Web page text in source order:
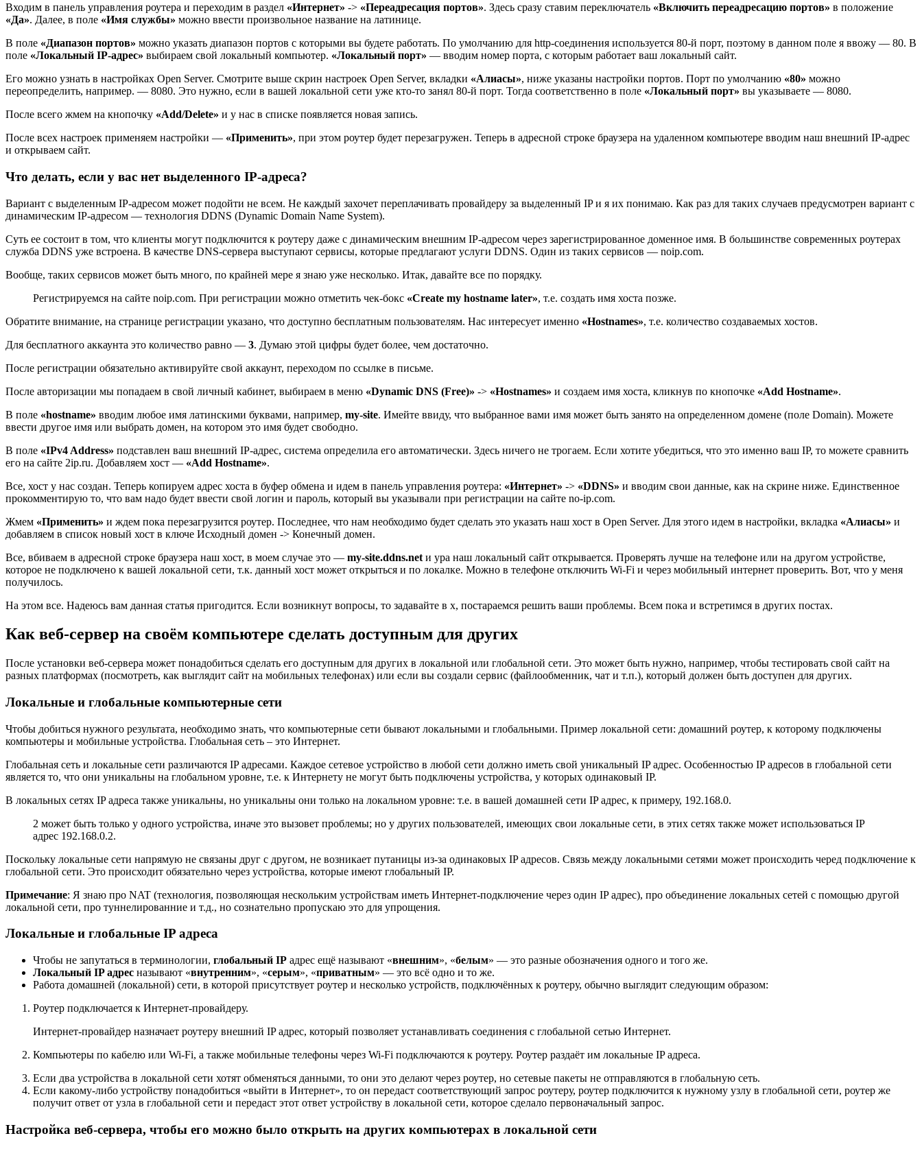
Входим в панель управления роутера и переходим в раздел «Интернет» -> «Переадресация портов». Здесь сразу ставим переключатель «Включить переадресацию портов» в положение
«Да». Далее, в поле «Имя службы» можно ввести произвольное название на латинице.
В поле «Диапазон портов» можно указать диапазон портов с которыми вы будете работать. По умолчанию для http-соединения используется 80-й порт, поэтому в данном поле я ввожу — 80. В
поле «Локальный IP-адрес» выбираем свой локальный компьютер. «Локальный порт» — вводим номер порта, с которым работает ваш локальный сайт.
Его можно узнать в настройках Open Server. Смотрите выше скрин настроек Open Server, вкладки «Алиасы», ниже указаны настройки портов. Порт по умолчанию «80» можно
переопределить, например. — 8080. Это нужно, если в вашей локальной сети уже кто-то занял 80-й порт. Тогда соответственно в поле «Локальный порт» вы указываете — 8080.
После всего жмем на кнопочку «Add/Delete» и у нас в списке появляется новая запись.
После всех настроек применяем настройки — «Применить», при этом роутер будет перезагружен. Теперь в адресной строке браузера на удаленном компьютере вводим наш внешний IP-адрес
и открываем сайт.
Что делать, если у вас нет выделенного IP-адреса?
Вариант с выделенным IP-адресом может подойти не всем. Не каждый захочет переплачивать провайдеру за выделенный IP и я их понимаю. Как раз для таких случаев предусмотрен вариант с
динамическим IP-адресом — технология DDNS (Dynamic Domain Name System).
Суть ее состоит в том, что клиенты могут подключится к роутеру даже с динамическим внешним IP-адресом через зарегистрированное доменное имя. В большинстве современных роутерах
служба DDNS уже встроена. В качестве DNS-сервера выступают сервисы, которые предлагают услуги DDNS. Один из таких сервисов — noip.com.
Вообще, таких сервисов может быть много, по крайней мере я знаю уже несколько. Итак, давайте все по порядку.
Регистрируемся на сайте noip.com. При регистрации можно отметить чек-бокс «Create my hostname later», т.е. создать имя хоста позже.
Обратите внимание, на странице регистрации указано, что доступно бесплатным пользователям. Нас интересует именно «Hostnames», т.е. количество создаваемых хостов.
Для бесплатного аккаунта это количество равно — 3. Думаю этой цифры будет более, чем достаточно.
После регистрации обязательно активируйте свой аккаунт, переходом по ссылке в письме.
После авторизации мы попадаем в свой личный кабинет, выбираем в меню «Dynamic DNS (Free)» -> «Hostnames» и создаем имя хоста, кликнув по кнопочке «Add Hostname».
В поле «hostname» вводим любое имя латинскими буквами, например, my-site. Имейте ввиду, что выбранное вами имя может быть занято на определенном домене (поле Domain). Можете
ввести другое имя или выбрать домен, на котором это имя будет свободно.
В поле «IPv4 Address» подставлен ваш внешний IP-адрес, система определила его автоматически. Здесь ничего не трогаем. Если хотите убедиться, что это именно ваш IP, то можете сравнить
его на сайте 2ip.ru. Добавляем хост — «Add Hostname».
Все, хост у нас создан. Теперь копируем адрес хоста в буфер обмена и идем в панель управления роутера: «Интернет» -> «DDNS» и вводим свои данные, как на скрине ниже. Единственное
прокомментирую то, что вам надо будет ввести свой логин и пароль, который вы указывали при регистрации на сайте no-ip.com.
Жмем «Применить» и ждем пока перезагрузится роутер. Последнее, что нам необходимо будет сделать это указать наш хост в Open Server. Для этого идем в настройки, вкладка «Алиасы» и
добавляем в список новый хост в ключе Исходный домен -> Конечный домен.
Все, вбиваем в адресной строке браузера наш хост, в моем случае это — my-site.ddns.net и ура наш локальный сайт открывается. Проверять лучше на телефоне или на другом устройстве,
которое не подключено к вашей локальной сети, т.к. данный хост может открыться и по локалке. Можно в телефоне отключить Wi-Fi и через мобильный интернет проверить. Вот, что у меня
получилось.
На этом все. Надеюсь вам данная статья пригодится. Если возникнут вопросы, то задавайте в х, постараемся решить ваши проблемы. Всем пока и встретимся в других постах.
Как веб-сервер на своём компьютере сделать доступным для других
После установки веб-сервера может понадобиться сделать его доступным для других в локальной или глобальной сети. Это может быть нужно, например, чтобы тестировать свой сайт на
разных платформах (посмотреть, как выглядит сайт на мобильных телефонах) или если вы создали сервис (файлообменник, чат и т.п.), который должен быть доступен для других.
Локальные и глобальные компьютерные сети
Чтобы добиться нужного результата, необходимо знать, что компьютерные сети бывают локальными и глобальными. Пример локальной сети: домашний роутер, к которому подключены
компьютеры и мобильные устройства. Глобальная сеть – это Интернет.
Глобальная сеть и локальные сети различаются IP адресами. Каждое сетевое устройство в любой сети должно иметь свой уникальный IP адрес. Особенностью IP адресов в глобальной сети
является то, что они уникальны на глобальном уровне, т.е. к Интернету не могут быть подключены устройства, у которых одинаковый IP.
В локальных сетях IP адреса также уникальны, но уникальны они только на локальном уровне: т.е. в вашей домашней сети IP адрес, к примеру, 192.168.0.
2 может быть только у одного устройства, иначе это вызовет проблемы; но у других пользователей, имеющих свои локальные сети, в этих сетях также может использоваться IP
адрес 192.168.0.2.
Поскольку локальные сети напрямую не связаны друг с другом, не возникает путаницы из-за одинаковых IP адресов. Связь между локальными сетями может происходить черед подключение к
глобальной сети. Это происходит обязательно через устройства, которые имеют глобальный IP.
Примечание: Я знаю про NAT (технология, позволяющая нескольким устройствам иметь Интернет-подключение через один IP адрес), про объединение локальных сетей с помощью другой
локальной сети, про туннелированние и т.д., но сознательно пропускаю это для упрощения.
Локальные и глобальные IP адреса
Чтобы не запутаться в терминологии, глобальный IP адрес ещё называют «внешним», «белым» — это разные обозначения одного и того же.
Локальный IP адрес называют «внутренним», «серым», «приватным» — это всё одно и то же.
Работа домашней (локальной) сети, в которой присутствует роутер и несколько устройств, подключённых к роутеру, обычно выглядит следующим образом:
Роутер подключается к Интернет-провайдеру.
Интернет-провайдер назначает роутеру внешний IP адрес, который позволяет устанавливать соединения с глобальной сетью Интернет.
Компьютеры по кабелю или Wi-Fi, а также мобильные телефоны через Wi-Fi подключаются к роутеру. Роутер раздаёт им локальные IP адреса.
Если два устройства в локальной сети хотят обменяться данными, то они это делают через роутер, но сетевые пакеты не отправляются в глобальную сеть.
Если какому-либо устройству понадобиться «выйти в Интернет», то он передаст соответствующий запрос роутеру, роутер подключится к нужному узлу в глобальной сети, роутер же
получит ответ от узла в глобальной сети и передаст этот ответ устройству в локальной сети, которое сделало первоначальный запрос.
Настройка веб-сервера, чтобы его можно было открыть на других компьютерах в локальной сети